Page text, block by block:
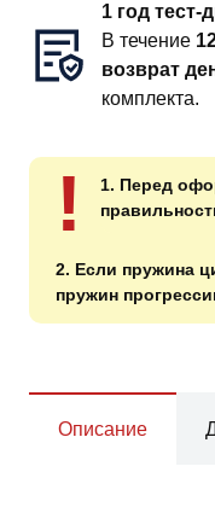
1 год тест-
В течение
возврат
комплекта.
!
1. Перед
2. Если пружина
пружин
Описание